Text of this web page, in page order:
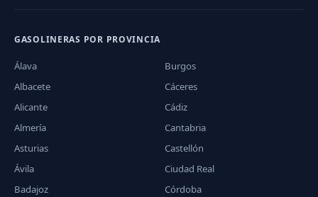
GASOLINERAS POR PROVINCIA
Álava
Albacete
Alicante
Almería
Asturias
Ávila
Badajoz
Burgos
Cáceres
Cádiz
Cantabria
Castellón
Ciudad Real
Córdoba